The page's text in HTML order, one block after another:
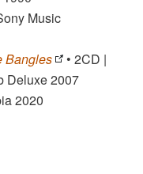
Music
Bangles
• 2CD |
Deluxe 2007
2020